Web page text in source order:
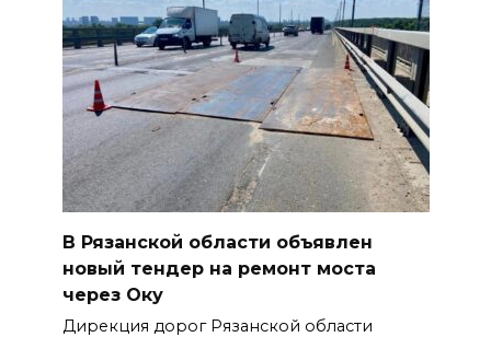
В Рязанской области объявлен
новый тендер на ремонт моста
через Оку
Дирекция дорог Рязанской области